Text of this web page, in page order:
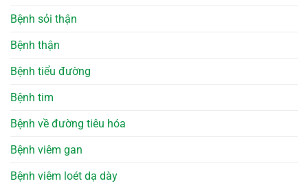
Bệnh sỏi thận
Bệnh thận
Bệnh tiểu đường
Bệnh tim
Bệnh về đường tiêu hóa
Bệnh viêm gan
Bệnh viêm loét dạ dày